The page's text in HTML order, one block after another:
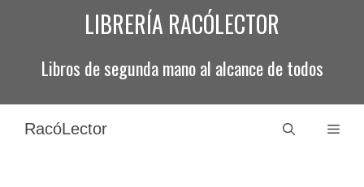
LIBRERÍA RACÓLECTOR
Libros de segunda mano al alcance de todos
RacóLector